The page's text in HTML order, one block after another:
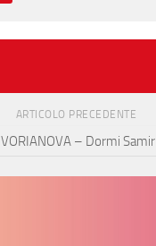
ARTICOLO PRECEDENTE
VORIANOVA – Dormi Samir